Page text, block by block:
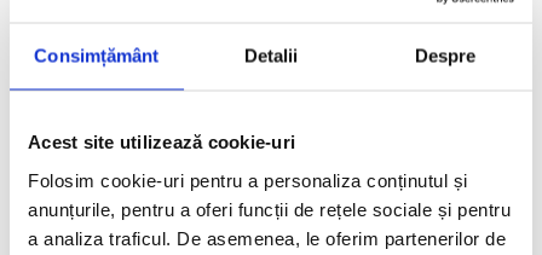
Consimțământ Detalii Despre
Acest site utilizează cookie-uri
Folosim cookie-uri pentru a personaliza conținutul și
anunțurile, pentru a oferi funcții de rețele sociale și pentru
a analiza traficul. De asemenea, le oferim partenerilor de
Lincoln
vezi oferta